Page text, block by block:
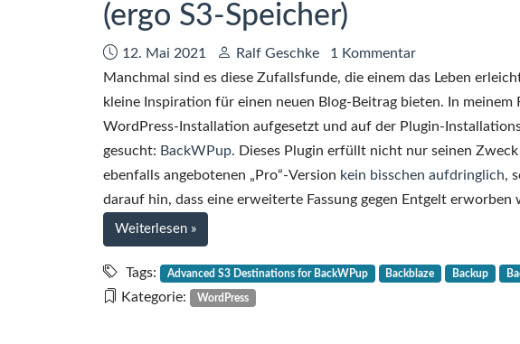
(ergo S3-Speicher)
Datum:
12. Mai 2021 Autor:
Ralf Geschke
1 Kommentar
Manchmal sind es diese Zufallsfunde, die einem das Leben
kleine Inspiration für einen neuen Blog-Beitrag bieten. In
WordPress-Installation aufgesetzt und auf der Plugin-
gesucht: BackWPup. Dieses Plugin erfüllt nicht nur seinen
ebenfalls angebotenen „Pro“-Version kein bisschen aufdringlich,
darauf hin, dass eine erweiterte Fassung gegen Entgelt erworben
Weiterlesen bei
WordPress-
Backups
mit
»
Tags: Advanced S3 Destinations for BackWPup Backblaze Backup
Kategorie: WordPress